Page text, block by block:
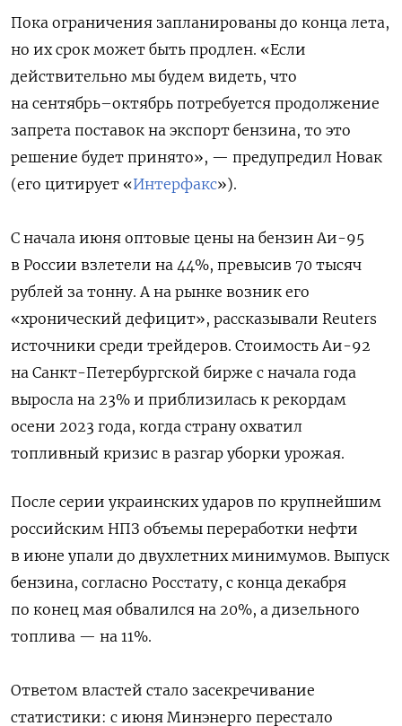
Пока ограничения запланированы до конца лета,
но их срок может быть продлен. «Если
действительно мы будем видеть, что
на сентябрь–октябрь потребуется продолжение
запрета поставок на экспорт бензина, то это
решение будет принято», — предупредил Новак
(его цитирует «Интерфакс»).
С начала июня оптовые цены на бензин Аи-95
в России взлетели на 44%, превысив 70 тысяч
рублей за тонну. А на рынке возник его
«хронический дефицит», рассказывали Reuters
источники среди трейдеров. Стоимость Аи-92
на Санкт-Петербургской бирже с начала года
выросла на 23% и приблизилась к рекордам
осени 2023 года, когда страну охватил
топливный кризис в разгар уборки урожая.
После серии украинских ударов по крупнейшим
российским НПЗ объемы переработки нефти
в июне упали до двухлетних минимумов. Выпуск
бензина, согласно Росстату, с конца декабря
по конец мая обвалился на 20%, а дизельного
топлива — на 11%.
Ответом властей стало засекречивание
статистики: с июня Минэнерго перестало